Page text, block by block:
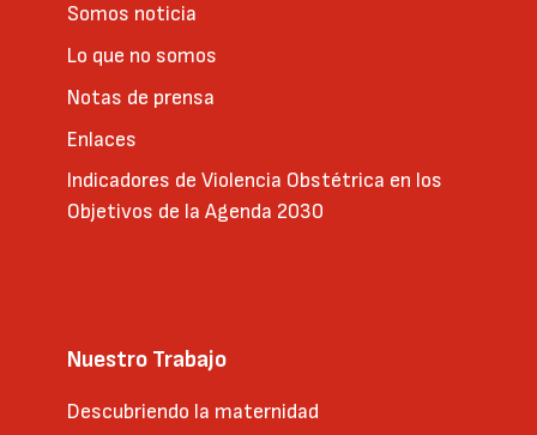
Somos noticia
Lo que no somos
Notas de prensa
Enlaces
Indicadores de Violencia Obstétrica en los
Objetivos de la Agenda 2030
Nuestro Trabajo
Descubriendo la maternidad